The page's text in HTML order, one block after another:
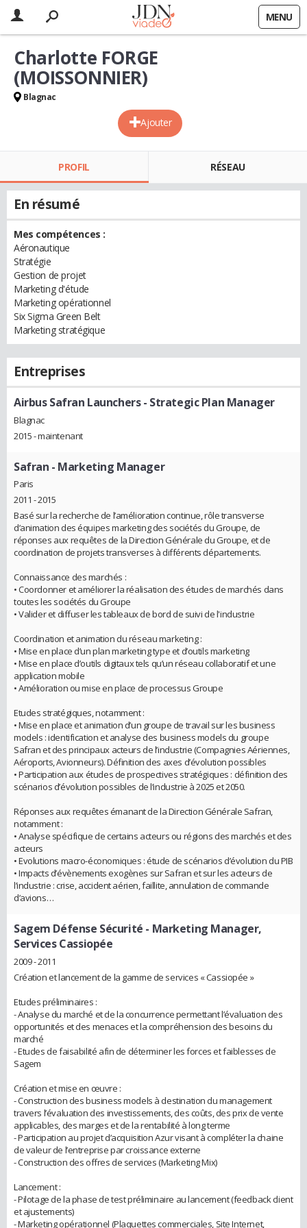
MENU
Ajouter
Charlotte FORGE
(MOISSONNIER)
Blagnac
PROFIL RÉSEAU
En résumé
Mes compétences :
Aéronautique
Stratégie
Gestion de projet
Marketing d'étude
Marketing opérationnel
Six Sigma Green Belt
Marketing stratégique
Entreprises
Airbus Safran Launchers- Strategic Plan Manager
Blagnac
2015 - maintenant
Safran - Marketing Manager
Paris
2011 - 2015
Basé sur la recherche de l’amélioration continue, rôle transverse
d’animation des équipes marketing des sociétés du Groupe, de
réponses aux requêtes de la Direction Générale du Groupe, et de
coordination de projets transverses à différents départements.
Connaissance des marchés :
• Coordonner et améliorer la réalisation des études de marchés dans
toutes les sociétés du Groupe
• Valider et diffuser les tableaux de bord de suivi de l'industrie
Coordination et animation du réseau marketing :
• Mise en place d’un plan marketing type et d’outils marketing
• Mise en place d’outils digitaux tels qu’un réseau collaboratif et une
application mobile
• Amélioration ou mise en place de processus Groupe
Etudes stratégiques, notamment :
• Mise en place et animation d’un groupe de travail sur les business
models : identification et analyse des business models du groupe
Safran et des principaux acteurs de l’industrie (Compagnies Aériennes,
Aéroports, Avionneurs). Définition des axes d’évolution possibles
• Participation aux études de prospectives stratégiques : définition des
scénarios d’évolution possibles de l’industrie à 2025 et 2050.
Réponses aux requêtes émanant de la Direction Générale Safran,
notamment :
• Analyse spécifique de certains acteurs ou régions des marchés et des
acteurs
• Evolutions macro-économiques : étude de scénarios d’évolution du PIB
• Impacts d’évènements exogènes sur Safran et sur les acteurs de
l’industrie : crise, accident aérien, faillite, annulation de commande
d’avions…
Sagem Défense Sécurité - Marketing Manager,
Services Cassiopée
2009 - 2011
Création et lancement de la gamme de services « Cassiopée »
Etudes préliminaires :
- Analyse du marché et de la concurrence permettant l’évaluation des
opportunités et des menaces et la compréhension des besoins du
marché
- Etudes de faisabilité afin de déterminer les forces et faiblesses de
Sagem
Création et mise en œuvre :
- Construction des business models à destination du management
travers l’évaluation des investissements, des coûts, des prix de vente
applicables, des marges et de la rentabilité à long terme
- Participation au projet d’acquisition Azur visant à compléter la chaine
de valeur de l’entreprise par croissance externe
- Construction des offres de services (Marketing Mix)
Lancement :
- Pilotage de la phase de test préliminaire au lancement (feedback client
et ajustements)
- Marketing opérationnel (Plaquettes commerciales, Site Internet,